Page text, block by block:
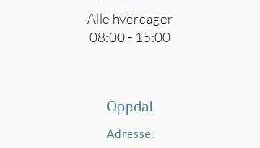
Alle hverdager
08:00 - 15:00
Oppdal
Adresse: